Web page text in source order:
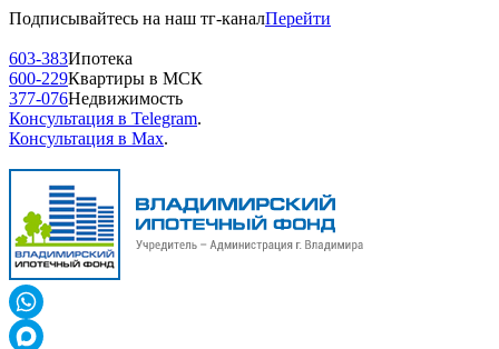
Подписывайтесь на наш тг-каналПерейти
603-383Ипотека
600-229Квартиры в МСК
377-076Недвижимость
Консультация в Telegram.
Консультация в Max.